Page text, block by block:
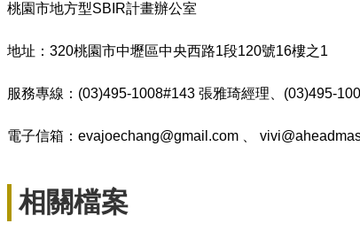
桃園市地方型SBIR計畫辦公室
地址：320桃園市中壢區中央西路1段120號16樓之1
服務專線：(03)495-1008#143 張雅琦經理、 (03)495-
電子信箱：evajoechang@gmail.com
相關檔案